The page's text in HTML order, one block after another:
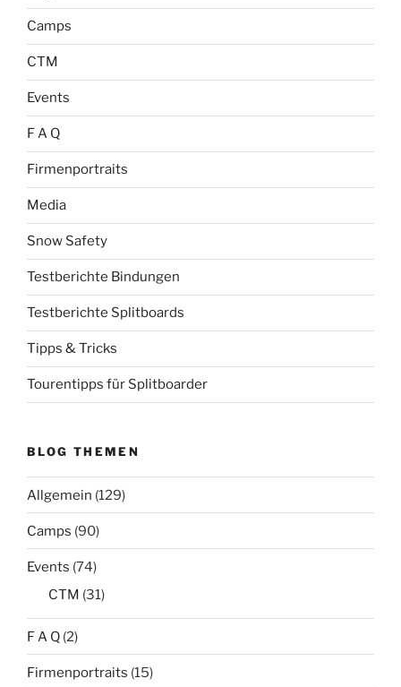
Camps
CTM
Events
F A Q
Firmenportraits
Media
Snow Safety
Testberichte Bindungen
Testberichte Splitboards
Tipps & Tricks
Tourentipps für Splitboarder
BLOG THEMEN
Allgemein (129)
Camps (90)
Events (74)
CTM (31)
F A Q (2)
Firmenportraits (15)